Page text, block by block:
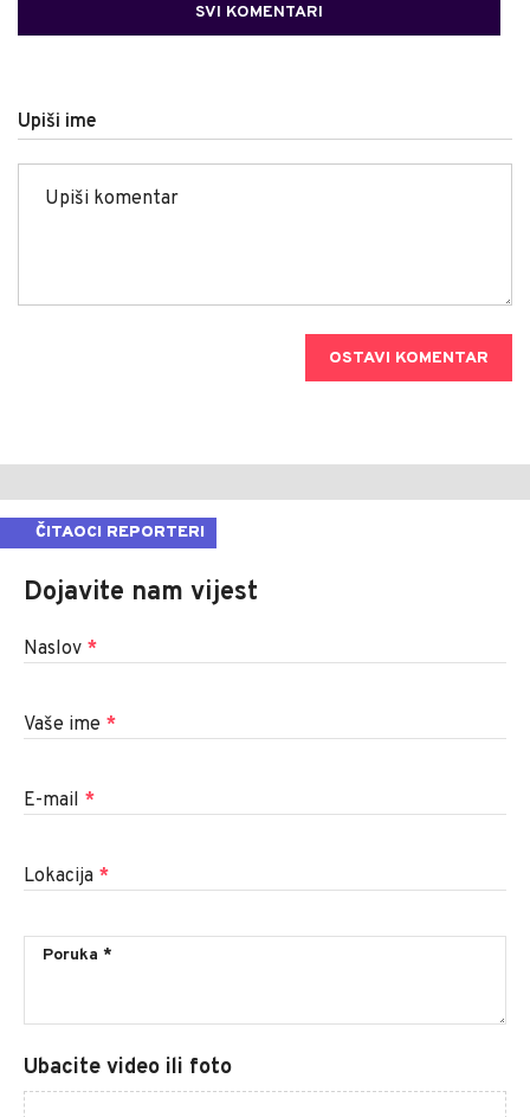
SVI KOMENTARI
Upiši ime
OSTAVI KOMENTAR
ČITAOCI REPORTERI
Dojavite nam vijest
Naslov *
Vaše ime *
E-mail *
Lokacija *
Ubacite video ili foto